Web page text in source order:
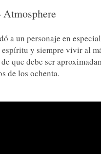
a un personaje en
y siempre vivir al
que debe ser
de los ochenta.